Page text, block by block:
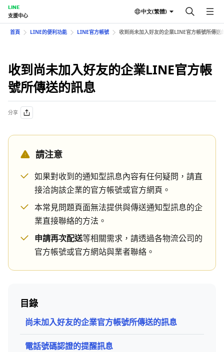
LINE
支援中心
中文(繁體)
首頁 LINE的便利功能 LINE官方帳號 收到尚未加入好友的企業LINE官方帳號所傳送
收到尚未加入好友的企業LINE官方帳
號所傳送的訊息
分享
請注意
如果對收到的通知型訊息內容有任何疑問，請直
接洽詢該企業的官方帳號或官方網頁。
本常見問題頁面無法提供與傳送通知型訊息的企
業直接聯絡的方法。
申請再次配送等相關需求，請透過各物流公司的
官方帳號或官方網站與業者聯絡。
目錄
尚未加入好友的企業官方帳號所傳送的訊息
電話號碼認證的提醒訊息